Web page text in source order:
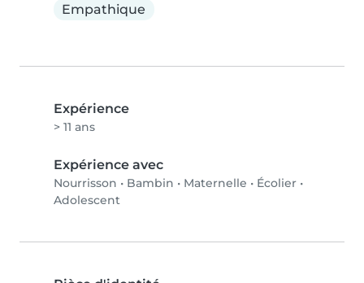
Empathique
Expérience
> 11 ans
Expérience avec
Nourrisson • Bambin • Maternelle • Écolier •
Adolescent